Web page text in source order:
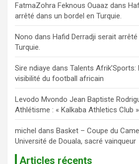
FatmaZohra Feknous Ouaaz dans
arrêté dans un bordel en Turquie.
Nono dans Hafid Derradji serait
Turquie.
Sire ndiaye dans Talents
visibilité du football africain
Levodo Mvondo Jean Baptiste
Athlétisme : « Kalkaba Athletics Club
michel dans Basket – Coupe du
Université de Douala, sacré vainqueur
Articles récents